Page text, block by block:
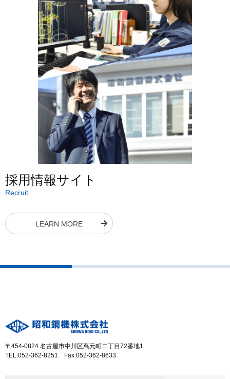
採用情報サイト
Recruit
LEARN MORE
〒454-0824 名古屋市中川区蔦元町二丁目72番地1
TEL.052-362-8251 Fax.052-362-8633